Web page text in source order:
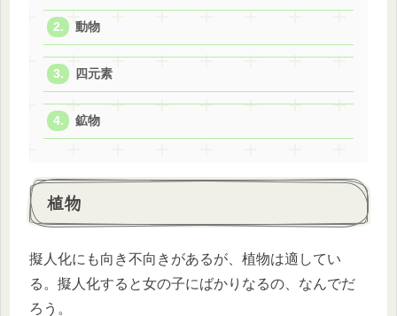
動物
四元素
鉱物
植物
擬人化にも向き不向きがあるが、植物は適してい
る。擬人化すると女の子にばかりなるの、なんでだ
ろう。